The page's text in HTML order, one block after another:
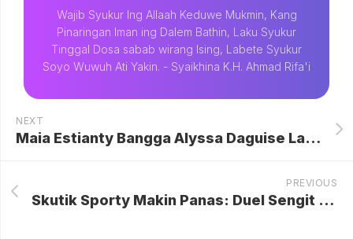
Wajib Syukur Ing Allaah Keduwe Mukmin, Kang
Pinaringan Iman ing Dalem Bathin, Laku Syukur
Tinggal Dosa sabab wirang Ising, Labete Syukur
Soyo Wuwuh Ati Yakin. - Syaikhina K.H. Ahmad Rifa'i
NEXT
Maia Estianty Bangga Alyssa Daguise Lahiran Normal: Luar Biasa!
PREVIOUS
Skutik Sporty Makin Panas: Duel Sengit Honda Vario dan Yamaha Aerox di Mei 2026, Cek Harga Terbarunya!